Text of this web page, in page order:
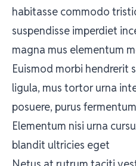
habitasse commodo
suspendisse imperdiet
magna mus elementum
Euismod morbi hendrerit
ligula, mus tortor urna
posuere, purus
Elementum nisi urna
blandit ultricies eget